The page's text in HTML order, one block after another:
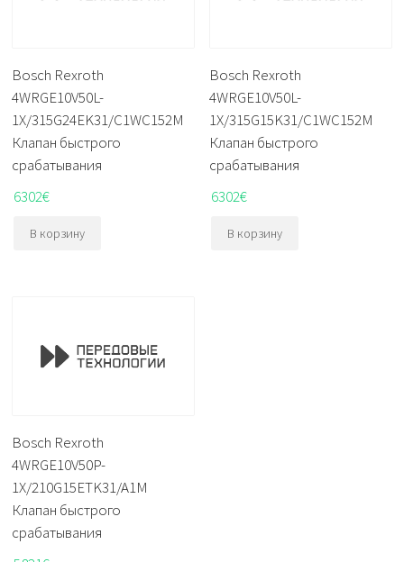
Bosch Rexroth
4WRGE10V50L-
1X/315G24EK31/C1WC152M
Клапан быстрого
срабатывания
6302€
В корзину
Bosch Rexroth
4WRGE10V50L-
1X/315G15K31/C1WC152M
Клапан быстрого
срабатывания
6302€
В корзину
Bosch Rexroth
4WRGE10V50P-
1X/210G15ETK31/A1M
Клапан быстрого
срабатывания